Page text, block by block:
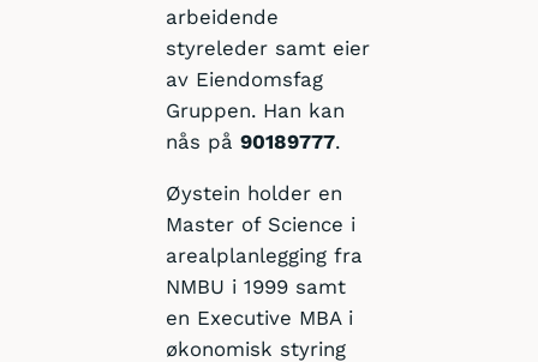
arbeidende
styreleder samt eier
av Eiendomsfag
Gruppen. Han kan
nås på 90189777.
Øystein holder en
Master of Science i
arealplanlegging fra
NMBU i 1999 samt
en Executive MBA i
økonomisk styring